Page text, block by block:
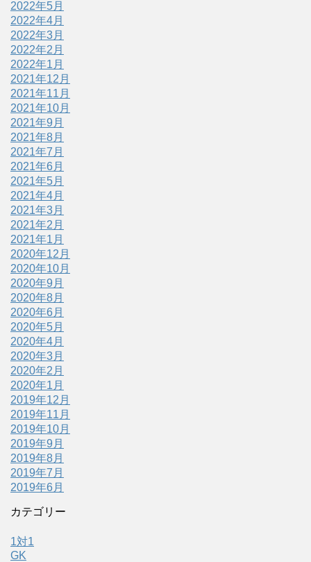
2022年5月
2022年4月
2022年3月
2022年2月
2022年1月
2021年12月
2021年11月
2021年10月
2021年9月
2021年8月
2021年7月
2021年6月
2021年5月
2021年4月
2021年3月
2021年2月
2021年1月
2020年12月
2020年10月
2020年9月
2020年8月
2020年6月
2020年5月
2020年4月
2020年3月
2020年2月
2020年1月
2019年12月
2019年11月
2019年10月
2019年9月
2019年8月
2019年7月
2019年6月
カテゴリー
1対1
GK